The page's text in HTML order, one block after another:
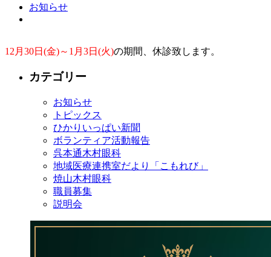
お知らせ
12月30日(金)～1月3日(火)の期間、休診致します。
カテゴリー
お知らせ
トピックス
ひかりいっぱい新聞
ボランティア活動報告
呉本通木村眼科
地域医療連携室だより「こもれび」
焼山木村眼科
職員募集
説明会